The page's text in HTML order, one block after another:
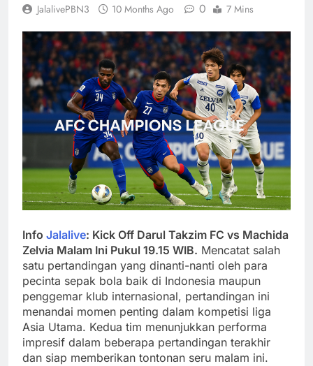
JalalivePBN3 10 Months Ago 0 7 Mins
Info Jalalive: Kick Off Darul Takzim FC vs Machida
Zelvia Malam Ini Pukul 19.15 WIB. Mencatat salah
satu pertandingan yang dinanti-nanti oleh para
pecinta sepak bola baik di Indonesia maupun
penggemar klub internasional, pertandingan ini
menandai momen penting dalam kompetisi liga
Asia Utama. Kedua tim menunjukkan performa
impresif dalam beberapa pertandingan terakhir
dan siap memberikan tontonan seru malam ini.